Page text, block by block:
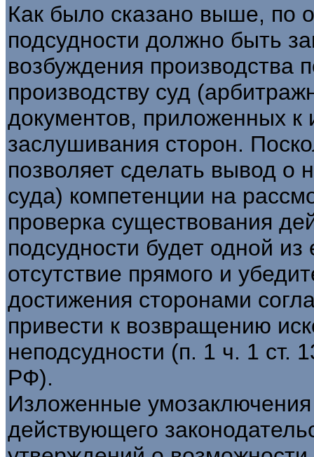
Как было сказано выше, по
подсудности должно быть
возбуждения производства
производству суд
документов, приложенных к
заслушивания сторон.
позволяет сделать вывод о
суда) компетенции на
проверка существования
подсудности будет одной
отсутствие прямого и
достижения сторонами
привести к возвращению
неподсудности (п. 1 ч. 1
РФ).
Изложенные
действующего